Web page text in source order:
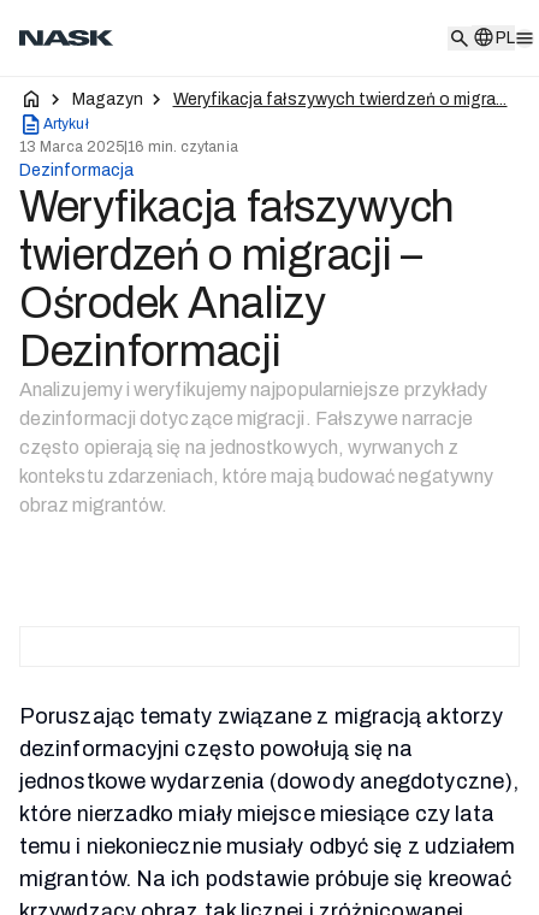
PL
Magazyn Weryfikacja fałszywych twierdzeń o migra...
Artykuł
13 Marca 2025 |16 min. czytania
Dezinformacja
Weryfikacja fałszywych
twierdzeń o migracji –
Ośrodek Analizy
Dezinformacji
Analizujemy i weryfikujemy najpopularniejsze przykłady
dezinformacji dotyczące migracji. Fałszywe narracje
często opierają się na jednostkowych, wyrwanych z
kontekstu zdarzeniach, które mają budować negatywny
obraz migrantów.
Poruszając tematy związane z migracją aktorzy
dezinformacyjni często powołują się na
jednostkowe wydarzenia (dowody anegdotyczne),
które nierzadko miały miejsce miesiące czy lata
temu i niekoniecznie musiały odbyć się z udziałem
migrantów. Na ich podstawie próbuje się kreować